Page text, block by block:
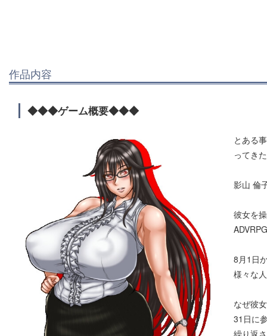
作品内容
◆◆◆ゲーム概要◆◆◆
とある
ってき
影山 倫
彼女を
8月1日
様々な
なぜ彼
31日に
繰り返